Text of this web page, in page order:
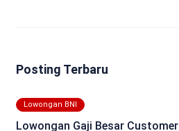
Posting Terbaru
Lowongan BNI
Lowongan Gaji Besar Customer